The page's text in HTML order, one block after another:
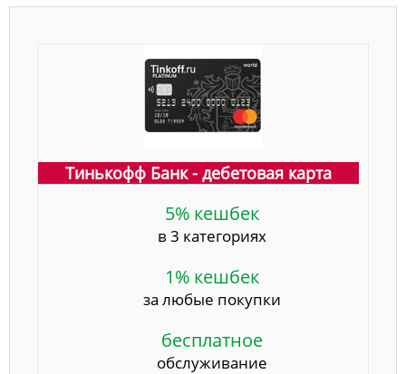
Тинькофф Банк - дебетовая карта
5% кешбек
в 3 категориях
1% кешбек
за любые покупки
бесплатное
обслуживание